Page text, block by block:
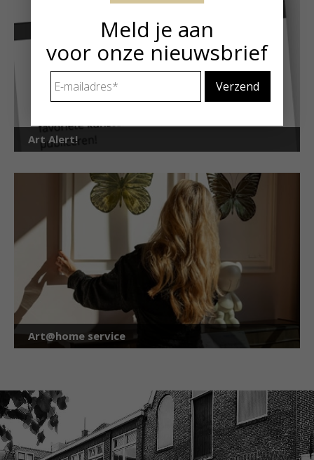
Art Alert!
Art@home service
Meld je aan
voor onze nieuwsbrief
mailadres *